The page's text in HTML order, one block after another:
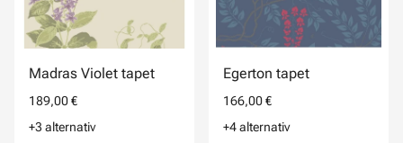
Madras Violet tapet
189,00 €
+3 alternativ
Egerton tapet
166,00 €
+4 alternativ